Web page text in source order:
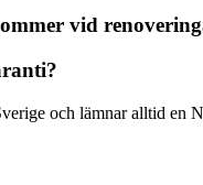
vid
och lämnar alltid en